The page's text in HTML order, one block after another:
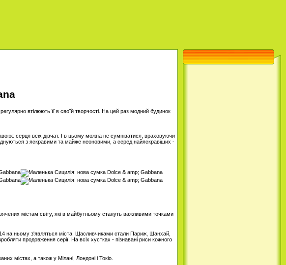
втілюють її в своїй творчості. На цей раз модний будинок
серця всіх дівчат. І в цьому можна не сумніватися, враховуючи
з яскравими та майже неоновими, а серед найяскравіших -
містам світу, які в майбутньому стануть важливими точками
на ньому з'являться міста. Щасливчиками стали Париж, Шанхай,
продовження серії. На всіх хустках - пізнавані риси кожного
містах, а також у Мілані, Лондоні і Токіо.